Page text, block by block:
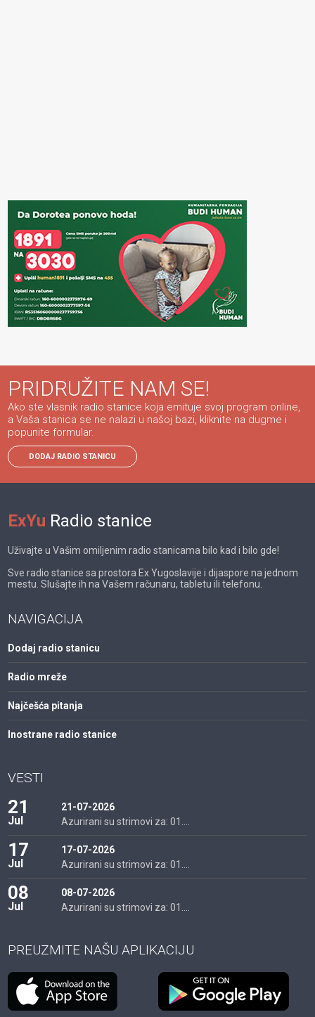
PRIDRUŽITE NAM SE!
Ako ste vlasnik radio stanice koja emituje svoj program online,
a Vaša stanica se ne nalazi u našoj bazi, kliknite na dugme i
popunite formular.
DODAJ RADIO STANICU
ExYu Radio stanice
Uživajte u Vašim omiljenim radio stanicama bilo kad i bilo gde!
Sve radio stanice sa prostora Ex Yugoslavije i dijaspore na jednom
mestu. Slušajte ih na Vašem računaru, tabletu ili telefonu.
NAVIGACIJA
Dodaj radio stanicu
Radio mreže
Najčešća pitanja
Inostrane radio stanice
VESTI
21
Jul
21-07-2026
Azurirani su strimovi za: 01....
17
Jul
17-07-2026
Azurirani su strimovi za: 01....
08
Jul
08-07-2026
Azurirani su strimovi za: 01....
PREUZMITE NAŠU APLIKACIJU